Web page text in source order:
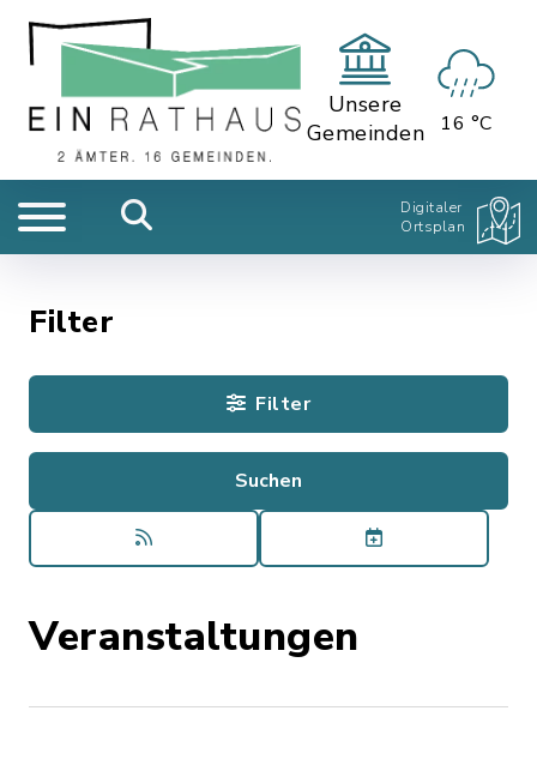
Unsere
Gemeinden
16 °C
Digitaler
Ortsplan
Veranstaltungen
Filter
Filter